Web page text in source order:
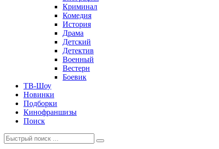
Криминал
Комедия
История
Драма
Детский
Детектив
Военный
Вестерн
Боевик
ТВ-Шоу
Новинки
Подборки
Кинофраншизы
Поиск